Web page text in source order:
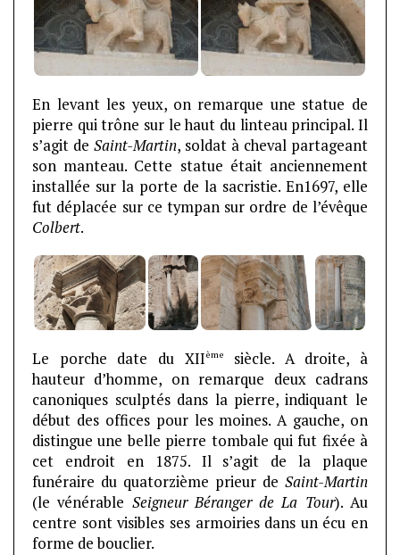
En levant les yeux, on remarque une statue de
pierre qui trône sur le haut du linteau principal. Il
s’agit deSaint-Martin, soldat à cheval partageant
son manteau. Cette statue était anciennement
installée sur la porte de la sacristie. En1697, elle
fut déplacée sur ce tympan sur ordre de l’évêque
Colbert.
Le porche date du XIIème
siècle. A droite, à
hauteur d’homme, on remarque deux cadrans
canoniques sculptés dans la pierre, indiquant le
début des offices pour les moines. A gauche, on
distingue une belle pierre tombale qui fut fixée à
cet endroit en 1875. Il s’agit de la plaque
funéraire du quatorzième prieur de Saint-Martin
(le vénérable Seigneur Béranger de La Tour). Au
centre sont visibles ses armoiries dans un écu en
forme de bouclier.